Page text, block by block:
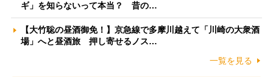
ギ」を知らないって本当？ 昔の…
【大竹聡の昼酒御免！】京急線で多摩川越えて「川崎の大衆酒
場」へと昼酒旅 押し寄せるノス…
一覧を見る